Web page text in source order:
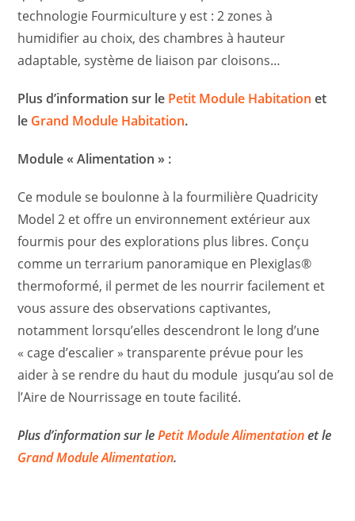
technologie Fourmiculture y est : 2 zones à
humidifier au choix, des chambres à hauteur
adaptable, système de liaison par cloisons…
Plus d’information sur le Petit Module Habitation et
le Grand Module Habitation.
Module « Alimentation » :
Ce module se boulonne à la fourmilière Quadricity
Model 2 et offre un environnement extérieur aux
fourmis pour des explorations plus libres. Conçu
comme un terrarium panoramique en Plexiglas®
thermoformé, il permet de les nourrir facilement et
vous assure des observations captivantes,
notamment lorsqu’elles descendront le long d’une
« cage d’escalier » transparente prévue pour les
aider à se rendre du haut du module jusqu’au sol de
l’Aire de Nourrissage en toute facilité.
Plus d’information sur lePetit Module Alimentationet le
Grand Module Alimentation.